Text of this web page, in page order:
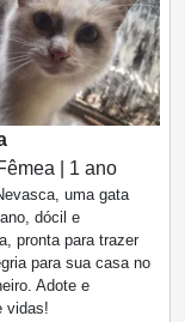
| 1 ano
uma gata
dócil e
pronta para trazer
para sua casa no
Adote e
vidas!